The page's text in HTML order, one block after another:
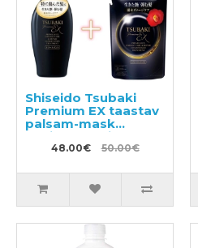
Shiseido Tsubaki
Premium EX taastav
palsam-mask
kahjustatud juustele
450ml + täide 300ml
48.00€ 50.00€